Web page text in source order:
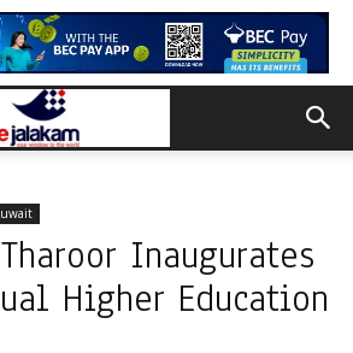
Inaugurates
Higher Education